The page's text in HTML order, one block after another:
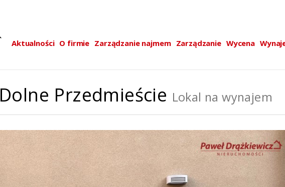
Aktualności O firmie Zarządzanie najmem Zarządzanie Wycena
Dolne Przedmieście Lokal na wynajem